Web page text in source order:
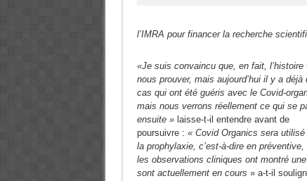
l’IMRA pour financer la recherche
«Je suis convaincu que, en fait, l’histoire
nous prouver, mais aujourd’hui il y a déjà
cas qui ont été guéris avec le Covid-
mais nous verrons réellement ce qui se
ensuite »laisse-t-il entendre avant de
poursuivre : « Covid Organics sera utilisé
la prophylaxie, c’est-à-dire en préventive,
les observations cliniques ont montré
sont actuellement en cours » a-t-il